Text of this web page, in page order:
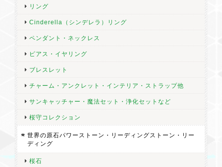
リング
Cinderella（シンデレラ）リング
ペンダント・ネックレス
ピアス・イヤリング
ブレスレット
チャーム・アンクレット・インテリア・ストラップ他
サンキャッチャー・魔法セット・浄化セットなど
桜守コレクション
世界の原石パワーストーン・リーディングストーン・リー
ディング
桜石